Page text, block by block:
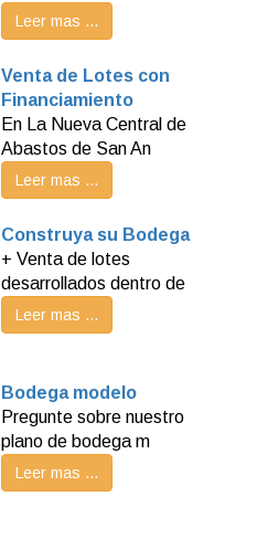
Leer mas ...
Venta de Lotes con
Financiamiento
En La Nueva Central de
Abastos de San An
Leer mas ...
Construya su Bodega
+ Venta de lotes
desarrollados dentro de
Leer mas ...
Bodega modelo
Pregunte sobre nuestro
plano de bodega m
Leer mas ...